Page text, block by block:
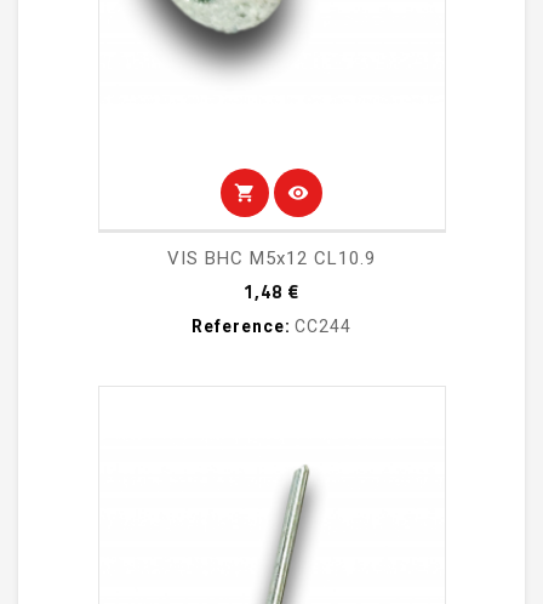
shopping_cart visibility
VIS BHC M5x12 CL10.9
1,48 €
Reference: CC244